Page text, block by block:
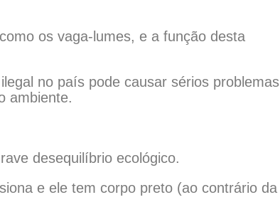
os vaga-lumes, e a função desta
no país pode causar sérios problemas
ambiente.
desequilíbrio ecológico.
e ele tem corpo preto (ao contrário da